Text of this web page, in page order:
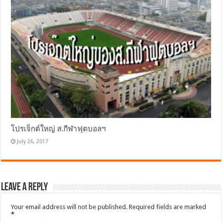
โปรเจ็กต์ใหญ่ ส.กีฬาฟุตบอลฯ
July 26, 2017
Leave a Reply
Your email address will not be published. Required fields are marked
*